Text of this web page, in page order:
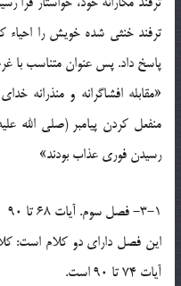
ترفند خنثي شده خويش را احياء
پاسخ داد. پس عنوان متناسب
«مقابله افشاگرانه و
منفعل کردن پيامبر (صلي الله
رسيدن فوري عذاب بودند»
3-1- فصل سوم. آيات 68 تا 90
آيات 74 تا 90 است.